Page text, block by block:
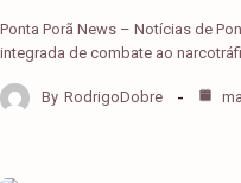
Ponta Porã News – Notícias de
integrada de combate ao
By RodrigoDobre